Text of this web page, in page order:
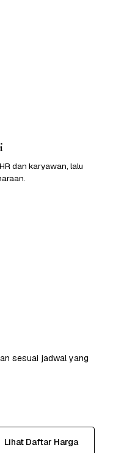
dan karyawan, lalu
sesuai jadwal yang
Lihat Daftar Harga